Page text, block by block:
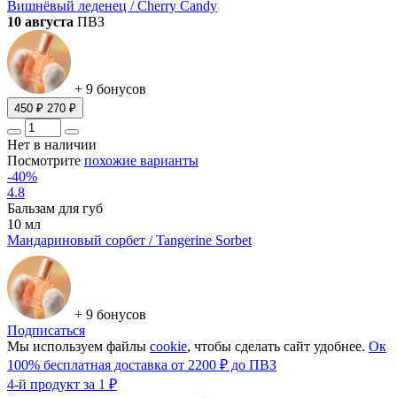
Вишнёвый леденец / Cherry Candy
10 августа ПВЗ
+ 9 бонусов
450 ₽ 270 ₽
Нет в наличии
Посмотрите похожие варианты
-40%
4.8
Бальзам для губ
10 мл
Мандариновый сорбет / Tangerine Sorbet
+ 9 бонусов
Подписаться
Мы используем файлы cookie, чтобы сделать сайт удобнее. Ок
100% бесплатная доставка от 2200 ₽ до ПВЗ
4-й продукт за 1 ₽